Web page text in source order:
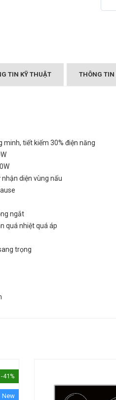
TIN KỸ THUẬT THÔNG
minh, tiết kiếm 30% điện năng
diện vùng nấu
ngắt
quá nhiệt quá áp
trọng
-41%
New
Bếp Từ Canzy CZ-86P
2.999.000